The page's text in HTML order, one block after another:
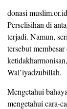
donasi muslim.or.id
Perselisihan di
terjadi. Namun,
tersebut
Wal’iyadzubillah.
Mengetahui
mengetahui cara-